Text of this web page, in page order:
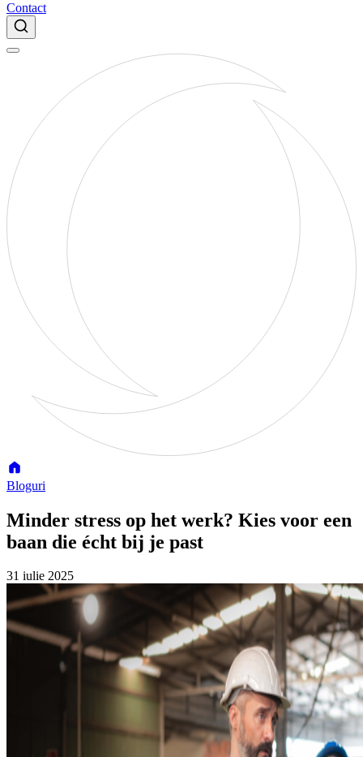
Contact
Bloguri
Minder stress op het werk? Kies voor een
baan die écht bij je past
31 iulie 2025